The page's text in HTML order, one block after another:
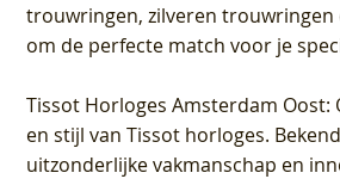
trouwringen, zilveren
om de perfecte match voor je
Tissot Horloges Amsterdam Oost:
en stijl van Tissot horloges.
uitzonderlijke vakmanschap en